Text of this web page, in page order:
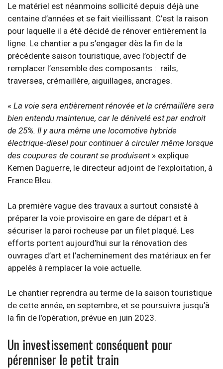
Le matériel est néanmoins sollicité depuis déjà une
centaine d’années et se fait vieillissant. C’est la raison
pour laquelle il a été décidé de rénover entièrement la
ligne. Le chantier a pu s’engager dès la fin de la
précédente saison touristique, avec l’objectif de
remplacer l’ensemble des composants : rails,
traverses, crémaillère, aiguillages, ancrages.
« La voie sera entièrement rénovée et la crémaillère sera
bien entendu maintenue, car le dénivelé est par endroit
de 25%. Il y aura même une locomotive hybride
électrique-diesel pour continuer à circuler même lorsque
des coupures de courant se produisent» explique
Kemen Daguerre, le directeur adjoint de l’exploitation, à
France Bleu.
La première vague des travaux a surtout consisté à
préparer la voie provisoire en gare de départ et à
sécuriser la paroi rocheuse par un filet plaqué. Les
efforts portent aujourd’hui sur la rénovation des
ouvrages d’art et l’acheminement des matériaux en fer
appelés à remplacer la voie actuelle.
Le chantier reprendra au terme de la saison touristique
de cette année, en septembre, et se poursuivra jusqu’à
la fin de l’opération, prévue en juin 2023.
Un investissement conséquent pour
pérenniser le petit train